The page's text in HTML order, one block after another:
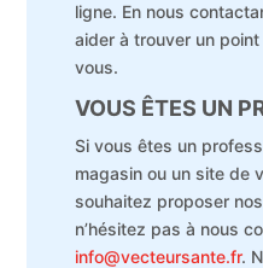
ligne. En nous
aider à trouver un
vous.
VOUS ÊTES UN
Si vous êtes un
magasin ou un site de
souhaitez proposer
n’hésitez pas à nous
info@vecteursante.fr.